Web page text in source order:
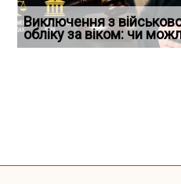
на яких не
апостиль:
Переоформлення
відстрочки за іншою
підставою: нов
Виключення з
обліку за віком: чи
Восьмий ААС
підтвердив, що
скас